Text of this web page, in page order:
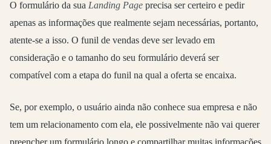
O formulário da sua Landing Page precisa ser certeiro e pedir
apenas as informações que realmente sejam necessárias, portanto,
atente-se a isso. O funil de vendas deve ser levado em
consideração e o tamanho do seu formulário deverá ser
compatível com a etapa do funil na qual a oferta se encaixa.
Se, por exemplo, o usuário ainda não conhece sua empresa e não
tem um relacionamento com ela, ele possivelmente não vai querer